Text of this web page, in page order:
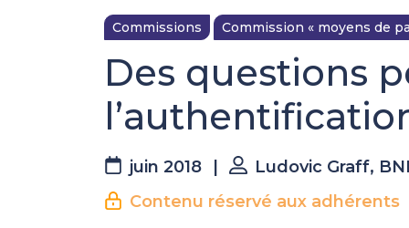
Commissions Commission « moyens de
Des questions
juin 2018
Ludovic Graff,
Contenu réservé aux adhérents